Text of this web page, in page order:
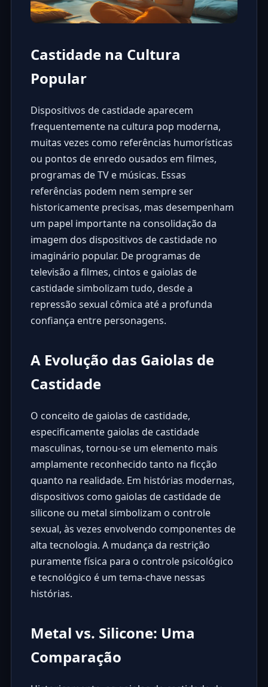
Castidade na Cultura
Popular
Dispositivos de castidade aparecem
frequentemente na cultura pop moderna,
muitas vezes como referências humorísticas
ou pontos de enredo ousados em filmes,
programas de TV e músicas. Essas
referências podem nem sempre ser
historicamente precisas, mas desempenham
um papel importante na consolidação da
imagem dos dispositivos de castidade no
imaginário popular. De programas de
televisão a filmes, cintos e gaiolas de
castidade simbolizam tudo, desde a
repressão sexual cômica até a profunda
confiança entre personagens.
A Evolução das Gaiolas de
Castidade
O conceito de gaiolas de castidade,
especificamente gaiolas de castidade
masculinas, tornou-se um elemento mais
amplamente reconhecido tanto na ficção
quanto na realidade. Em histórias modernas,
dispositivos como gaiolas de castidade de
silicone ou metal simbolizam o controle
sexual, às vezes envolvendo componentes de
alta tecnologia. A mudança da restrição
puramente física para o controle psicológico
e tecnológico é um tema-chave nessas
histórias.
Metal vs. Silicone: Uma
Comparação